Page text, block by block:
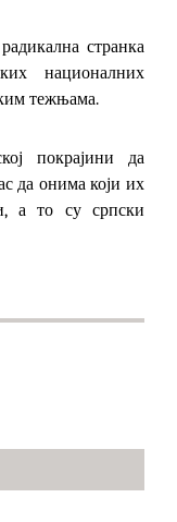
странка
националних
тежњама.
покрајини да
да онима који их
а то су српски